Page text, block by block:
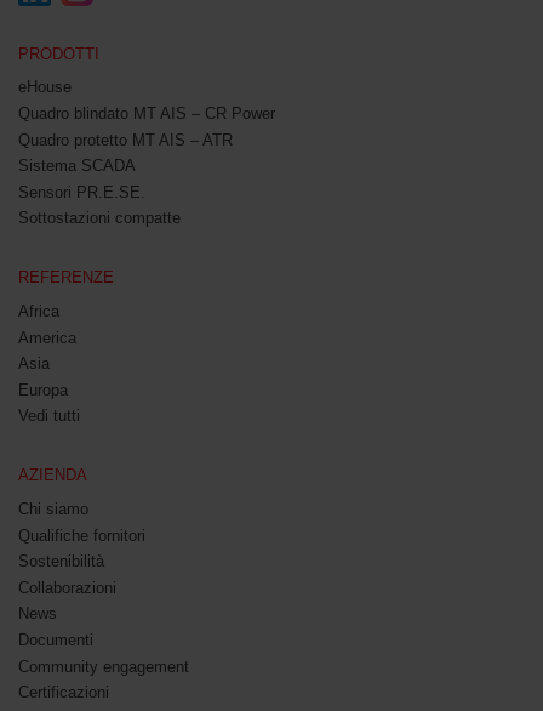
PRODOTTI
eHouse
Quadro blindato MT AIS – CR Power
Quadro protetto MT AIS – ATR
Sistema SCADA
Sensori PR.E.SE.
Sottostazioni compatte
REFERENZE
Africa
America
Asia
Europa
Vedi tutti
AZIENDA
Chi siamo
Qualifiche fornitori
Sostenibilità
Collaborazioni
News
Documenti
Community engagement
Certificazioni